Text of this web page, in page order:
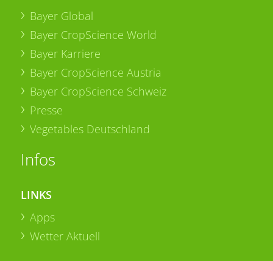
Bayer Global
Bayer CropScience World
Bayer Karriere
Bayer CropScience Austria
Bayer CropScience Schweiz
Presse
Vegetables Deutschland
Infos
LINKS
Apps
Wetter Aktuell